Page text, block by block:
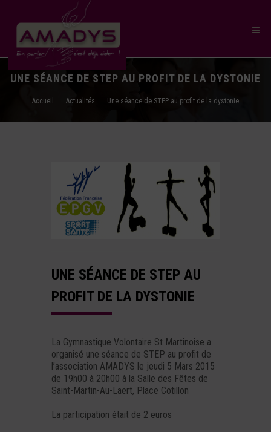
UNE SÉANCE DE STEP AU PROFIT DE LA DYSTONIE
Accueil Actualités Une séance de STEP au profit de la dystonie
UNE SÉANCE DE STEP AU
PROFIT DE LA DYSTONIE
La Gymnastique Volontaire St Martinoise a
organisé une séance de STEP au profit de
l’association AMADYS le jeudi 5 Mars 2015
de 19h00 à 20h00 à la Salle des Fêtes de
Saint-Martin-Au-Laërt, Place Cotillon
La participation était de 2 euros